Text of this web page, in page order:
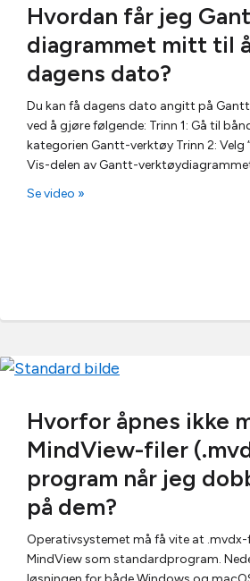
Hvordan får jeg
diagrammet mitt til
dagens dato?
Du kan få dagens dato angitt på
ved å gjøre følgende: Trinn 1: Gå til
kategorien Gantt-verktøy Trinn 2: Velg
Vis-delen av Gantt-
Se video »
Hvorfor åpnes ikke
MindView-filer
program når jeg
på dem?
Operativsystemet må få vite at .mvdx-
MindView som standardprogram.